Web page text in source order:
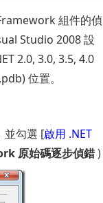
組件的偵
Studio 2008 設
2.0, 3.0, 3.5, 4.0
位置。
並勾選 [啟用 .NET
原始碼逐步偵錯)